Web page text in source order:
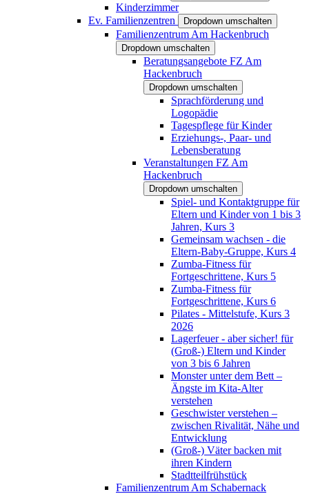
Kinderzimmer
Ev. Familienzentren
Dropdown umschalten
Familienzentrum Am Hackenbruch
Dropdown umschalten
Beratungsangebote FZ Am
Hackenbruch
Dropdown umschalten
Sprachförderung und
Logopädie
Tagespflege für Kinder
Erziehungs-, Paar- und
Lebensberatung
Veranstaltungen FZ Am
Hackenbruch
Dropdown umschalten
Spiel- und Kontaktgruppe für
Eltern und Kinder von 1 bis 3
Jahren, Kurs 3
Gemeinsam wachsen - die
Eltern-Baby-Gruppe, Kurs 4
Zumba-Fitness für
Fortgeschrittene, Kurs 5
Zumba-Fitness für
Fortgeschrittene, Kurs 6
Pilates - Mittelstufe, Kurs 3
2026
Lagerfeuer - aber sicher! für
(Groß-) Eltern und Kinder
von 3 bis 6 Jahren
Monster unter dem Bett –
Ängste im Kita-Alter
verstehen
Geschwister verstehen –
zwischen Rivalität, Nähe und
Entwicklung
(Groß-) Väter backen mit
ihren Kindern
Stadtteilfrühstück
Familienzentrum Am Schabernack